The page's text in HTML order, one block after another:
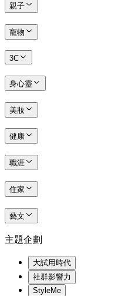
親子
寵物
3C
身心靈
美妝
健康
職涯
住家
藝文
主題企劃
大試用時代
社群影響力
StyleMe